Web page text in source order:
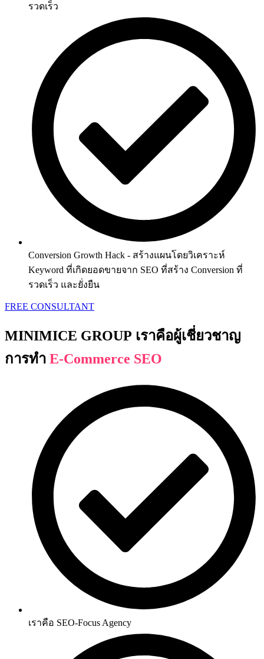
รวดเร็ว
Conversion Growth Hack - สร้างแผนโดยวิเคราะห์
Keyword ที่เกิดยอดขายจาก SEO ที่สร้าง Conversion ที่
รวดเร็ว และยั่งยืน
FREE CONSULTANT
MINIMICE GROUP เราคือผู้เชี่ยวชาญ
การทำ E-Commerce SEO
เราคือ SEO-Focus Agency